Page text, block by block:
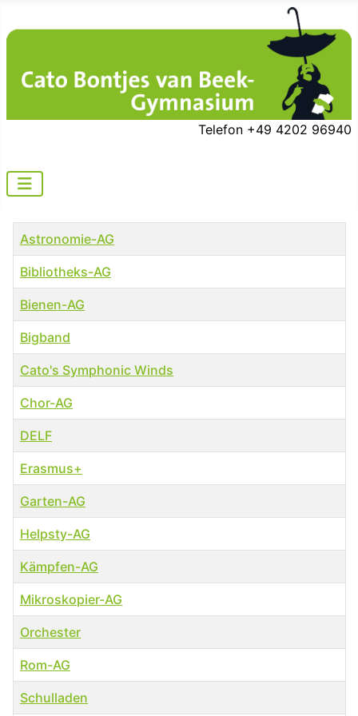
Telefon +49 4202 96940
Titel
Astronomie-AG
Bibliotheks-AG
Bienen-AG
Bigband
Cato's Symphonic Winds
Chor-AG
DELF
Erasmus+
Garten-AG
Helpsty-AG
Kämpfen-AG
Mikroskopier-AG
Orchester
Rom-AG
Schulladen